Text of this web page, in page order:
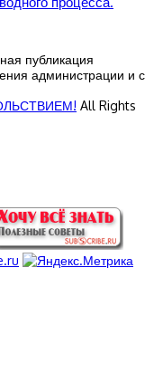
публикация
администрации и с
All Rights